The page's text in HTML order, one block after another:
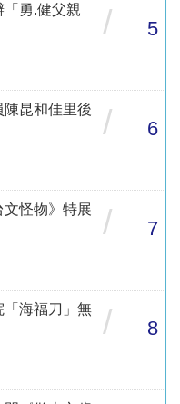
勇.健父親
/ 5
昆和佳里後
/ 6
怪物》特展
/ 7
海福刀」無
/ 8